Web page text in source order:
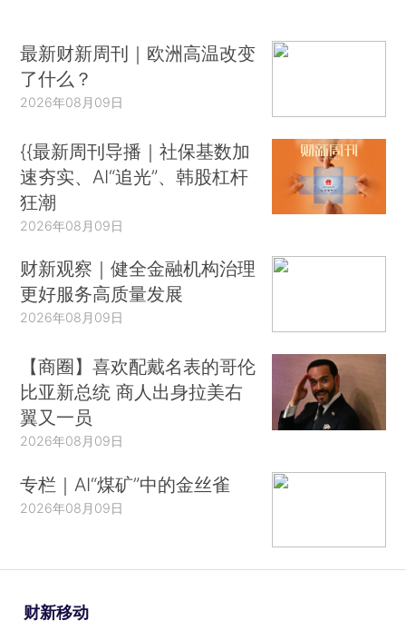
最新财新周刊｜欧洲高温改变
了什么？
2026年08月09日
{{最新周刊导播｜社保基数加
速夯实、AI“追光”、韩股杠杆
狂潮
2026年08月09日
财新观察｜健全金融机构治理
更好服务高质量发展
2026年08月09日
【商圈】喜欢配戴名表的哥伦
比亚新总统 商人出身拉美右
翼又一员
2026年08月09日
专栏｜AI“煤矿”中的金丝雀
2026年08月09日
财新移动